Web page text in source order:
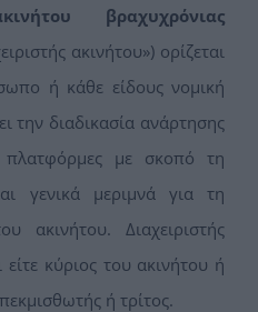
βραχυχρόνιας
ακινήτου») ορίζεται
ή κάθε είδους νομική
την διαδικασία ανάρτησης
πλατφόρμες με σκοπό τη
γενικά μεριμνά για τη
ακινήτου. Διαχειριστής
είτε κύριος του ακινήτου ή
ή τρίτος.